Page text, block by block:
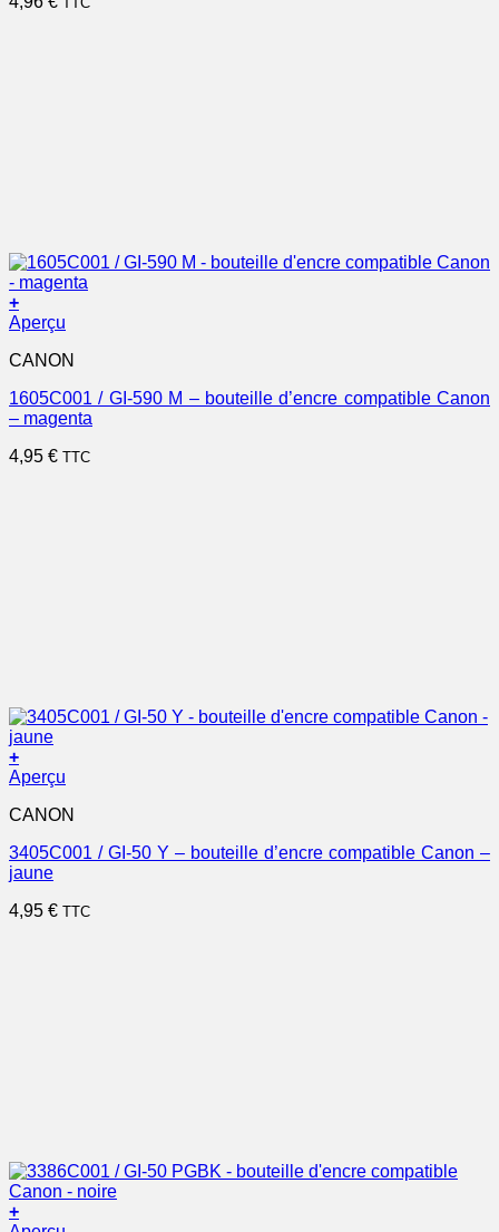
+
Aperçu
CANON
1605C001 / GI-590 M – bouteille d’encre compatible Canon
– magenta
4,95 € TTC
+
Aperçu
CANON
3405C001 / GI-50 Y – bouteille d’encre compatible Canon –
jaune
4,95 € TTC
+